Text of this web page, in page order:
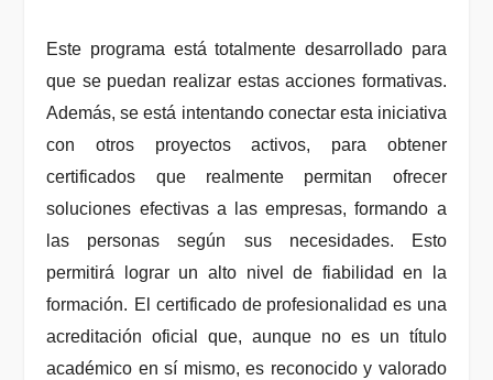
Este programa está totalmente desarrollado para
que se puedan realizar estas acciones formativas.
Además, se está intentando conectar esta iniciativa
con otros proyectos activos, para obtener
certificados que realmente permitan ofrecer
soluciones efectivas a las empresas, formando a
las personas según sus necesidades. Esto
permitirá lograr un alto nivel de fiabilidad en la
formación. El certificado de profesionalidad es una
acreditación oficial que, aunque no es un título
académico en sí mismo, es reconocido y valorado